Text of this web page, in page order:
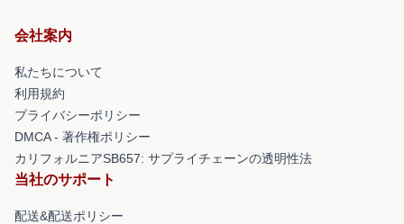
会社案内
私たちについて
利用規約
プライバシーポリシー
DMCA - 著作権ポリシー
カリフォルニアSB657: サプライチェーンの透明性法
当社のサポート
配送&配送ポリシー